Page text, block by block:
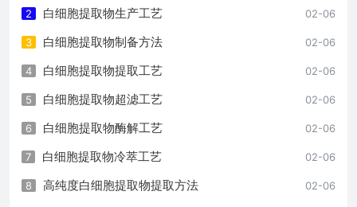
02-06
2 白细胞提取物生产工艺
02-06
3 白细胞提取物制备方法
02-06
4 白细胞提取物提取工艺
02-06
5 白细胞提取物超滤工艺
02-06
6 白细胞提取物酶解工艺
02-06
7 白细胞提取物冷萃工艺
02-06
8 高纯度白细胞提取物提取方法